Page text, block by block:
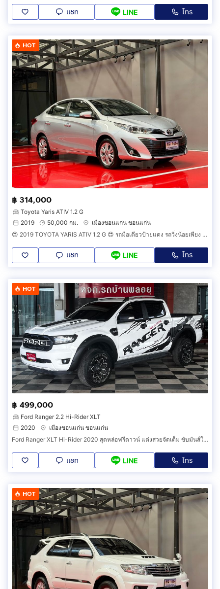
แชท LINE โทร
HOT
฿ 314,000
Toyota Yaris ATIV 1.2 G
2019
50,000 กม.
เมืองขอนแก่น ขอนแก่น
😍 2019 TOYOTA YARIS ATIV 1.2 G 😍 รถมือเดียวป้ายแดง รถวิ่งน้อยเพียง 50,000 กม รถเข้าศูนย์ตามระยะ รถไม่เคยมีอุบัติเหตุครับ
แชท LINE โทร
HOT
฿ 499,000
Ford Ranger 2.2 Hi-Rider XLT
2020
เมืองขอนแก่น ขอนแก่น
Ford Ranger XLT Hi-Rider 2020 สุดหล่อฟรีดาวน์ แต่งสวยจัดเต็ม ขับมันส์ในราคาสุดคุ้ม
แชท LINE โทร
HOT